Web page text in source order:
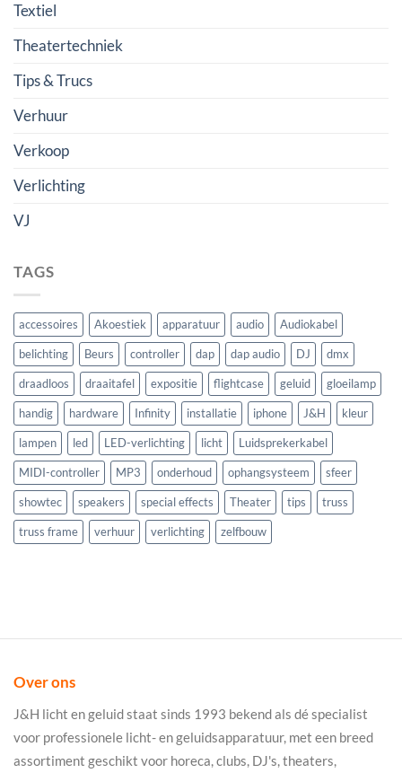
Textiel
Theatertechniek
Tips & Trucs
Verhuur
Verkoop
Verlichting
VJ
TAGS
accessoires Akoestiek apparatuur audio Audiokabel
belichting Beurs controller dap dap audio DJ dmx
draadloos draaitafel expositie flightcase geluid gloeilamp
handig hardware Infinity installatie iphone J&H kleur
lampen led LED-verlichting licht Luidsprekerkabel
MIDI-controller MP3 onderhoud ophangsysteem sfeer
showtec speakers special effects Theater tips truss
truss frame verhuur verlichting zelfbouw
Over ons
J&H licht en geluid staat sinds 1993 bekend als dé specialist
voor professionele licht- en geluidsapparatuur, met een breed
assortiment geschikt voor horeca, clubs, DJ's, theaters,